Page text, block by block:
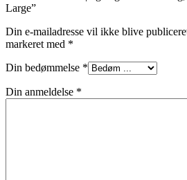
Large”
Din e-mailadresse vil ikke blive
markeret med *
Din bedømmelse *
Din anmeldelse *